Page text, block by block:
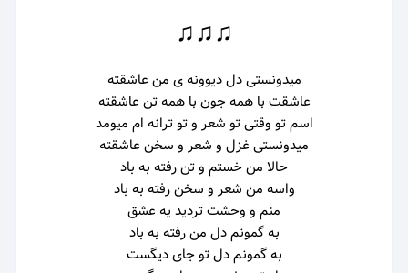
♫♫♫
میدونستی دل دیوونه ی من عاشقته
عاشقت با همه جون با همه تن عاشقته
اسم تو وقتی تو شعر و تو ترانه ام میومد
میدونستی غزل و شعر و سخن عاشقته
حالا من خستم و تن رفته به باد
واسه من شعر و سخن رفته به باد
منم و وحشت تردید یه عشق
به گمونم دل من رفته به باد
به گمونم دل تو جای دیگست